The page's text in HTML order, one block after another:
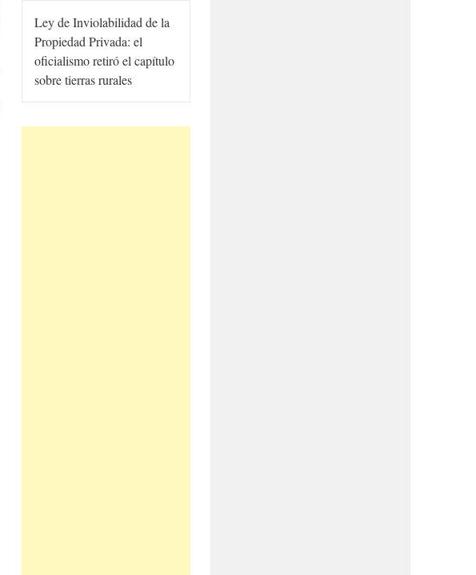
Ley de Inviolabilidad de la
Propiedad Privada: el
oficialismo retiró el capítulo
sobre tierras rurales